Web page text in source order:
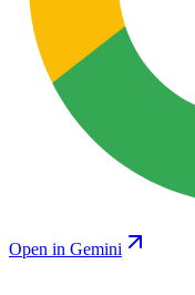
Open in Gemini